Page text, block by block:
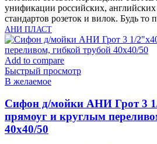
унификации российских,
стандартов розеток и вилок. Будь то
АНИ ПЛАСТ
Add to compare
Быстрый просмотр
В желаемое
Cифон д/мойки АНИ Грот 3
прямоуг и круглым
40х40/50